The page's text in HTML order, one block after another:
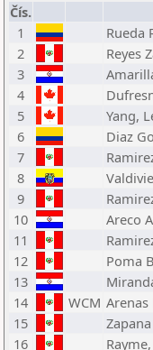
Čís.
1
Rueda
2
Reyes
3
4
5
Yang,
6
Diaz
7
8
9
10
Areco
11
12
Poma
13
14
WCM Arenas
15
16